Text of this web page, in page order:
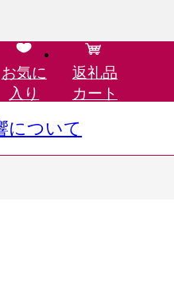
お気に
入り
返礼品
カート
について